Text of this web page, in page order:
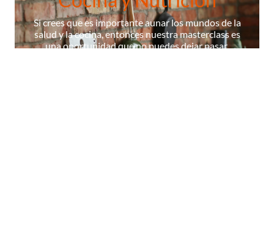
Si crees que es importante aunar los mundos de la
salud y la cocina, entonces nuestra masterclass es
una oportunidad que no puedes dejar pasar.